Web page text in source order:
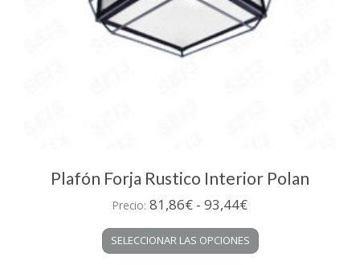
producto
Plafón Forja Rustico Interior Polan
Precio: 81,86€ - 93,44€Rango
de
precios:
SELECCIONAR LAS OPCIONES
Este
producto